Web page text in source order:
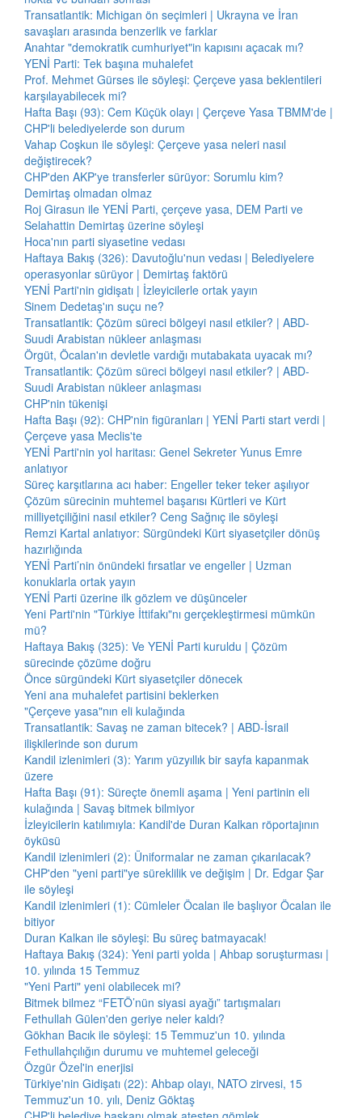
Transatlantik: Michigan ön seçimleri | Ukrayna ve İran
savaşları arasında benzerlik ve farklar
Anahtar "demokratik cumhuriyet"in kapısını açacak mı?
YENİ Parti: Tek başına muhalefet
Prof. Mehmet Gürses ile söyleşi: Çerçeve yasa beklentileri
karşılayabilecek mi?
Hafta Başı (93): Cem Küçük olayı | Çerçeve Yasa TBMM'de |
CHP'li belediyelerde son durum
Vahap Coşkun ile söyleşi: Çerçeve yasa neleri nasıl
değiştirecek?
CHP'den AKP'ye transferler sürüyor: Sorumlu kim?
Demirtaş olmadan olmaz
Roj Girasun ile YENİ Parti, çerçeve yasa, DEM Parti ve
Selahattin Demirtaş üzerine söyleşi
Hoca'nın parti siyasetine vedası
Haftaya Bakış (326): Davutoğlu'nun vedası | Belediyelere
operasyonlar sürüyor | Demirtaş faktörü
YENİ Parti'nin gidişatı | İzleyicilerle ortak yayın
Sinem Dedetaş'ın suçu ne?
Transatlantik: Çözüm süreci bölgeyi nasıl etkiler? | ABD-
Suudi Arabistan nükleer anlaşması
Örgüt, Öcalan'ın devletle vardığı mutabakata uyacak mı?
Transatlantik: Çözüm süreci bölgeyi nasıl etkiler? | ABD-
Suudi Arabistan nükleer anlaşması
CHP'nin tükenişi
Hafta Başı (92): CHP'nin figüranları | YENİ Parti start verdi |
Çerçeve yasa Meclis'te
YENİ Parti'nin yol haritası: Genel Sekreter Yunus Emre
anlatıyor
Süreç karşıtlarına acı haber: Engeller teker teker aşılıyor
Çözüm sürecinin muhtemel başarısı Kürtleri ve Kürt
milliyetçiliğini nasıl etkiler? Ceng Sağnıç ile söyleşi
Remzi Kartal anlatıyor: Sürgündeki Kürt siyasetçiler dönüş
hazırlığında
YENİ Parti’nin önündeki fırsatlar ve engeller | Uzman
konuklarla ortak yayın
YENİ Parti üzerine ilk gözlem ve düşünceler
Yeni Parti'nin "Türkiye İttifakı"nı gerçekleştirmesi mümkün
mü?
Haftaya Bakış (325): Ve YENİ Parti kuruldu | Çözüm
sürecinde çözüme doğru
Önce sürgündeki Kürt siyasetçiler dönecek
Yeni ana muhalefet partisini beklerken
"Çerçeve yasa"nın eli kulağında
Transatlantik: Savaş ne zaman bitecek? | ABD-İsrail
ilişkilerinde son durum
Kandil izlenimleri (3): Yarım yüzyıllık bir sayfa kapanmak
üzere
Hafta Başı (91): Süreçte önemli aşama | Yeni partinin eli
kulağında | Savaş bitmek bilmiyor
İzleyicilerin katılımıyla: Kandil'de Duran Kalkan röportajının
öyküsü
Kandil izlenimleri (2): Üniformalar ne zaman çıkarılacak?
CHP'den "yeni parti"ye süreklilik ve değişim | Dr. Edgar Şar
ile söyleşi
Kandil izlenimleri (1): Cümleler Öcalan ile başlıyor Öcalan ile
bitiyor
Duran Kalkan ile söyleşi: Bu süreç batmayacak!
Haftaya Bakış (324): Yeni parti yolda | Ahbap soruşturması |
10. yılında 15 Temmuz
"Yeni Parti" yeni olabilecek mi?
Bitmek bilmez “FETÖ’nün siyasi ayağı” tartışmaları
Fethullah Gülen'den geriye neler kaldı?
Gökhan Bacık ile söyleşi: 15 Temmuz'un 10. yılında
Fethullahçılığın durumu ve muhtemel geleceği
Özgür Özel'in enerjisi
Türkiye'nin Gidişatı (22): Ahbap olayı, NATO zirvesi, 15
Temmuz'un 10. yılı, Deniz Göktaş